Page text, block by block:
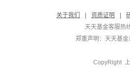
关于我们
资质证明
天天基金客服热
郑重声明： 天天基
CopyRight